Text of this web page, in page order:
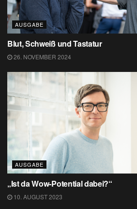
AUSGABE
Blut, Schweiß und Tastatur
26. NOVEMBER 2024
AUSGABE
„Ist da Wow-Potential dabei?“
10. AUGUST 2023